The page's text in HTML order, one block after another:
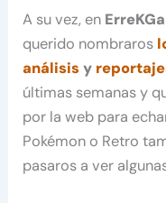
A su vez, en
querido nombraros
análisis y
últimas semanas y
por la web para
Pokémon o Retro
pasaros a ver